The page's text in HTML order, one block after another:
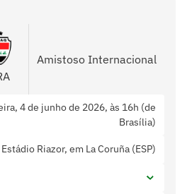
Amistoso Internacional
4 de junho de 2026, às 16h (de
Brasília)
Estádio Riazor, em La Coruña (ESP)